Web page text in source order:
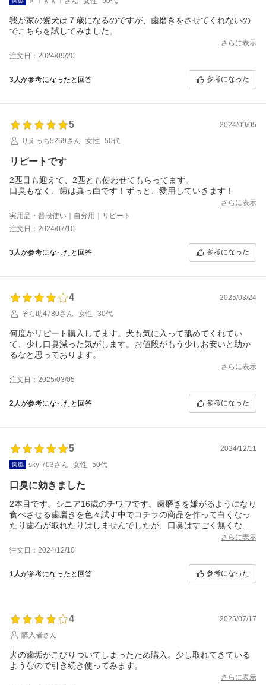
我が家の愛犬は７歳になるのですが、歯磨きをさせてくれないの
でこちらを試してみました。
さらに表示
注文日：2024/09/20
3人が参考になったと回答 参考になった
5
2024/09/05
りえっち5269さん
女性 50代
リピートです
2匹目も迎えて、2匹とも使わせてもらってます。
口臭もなく、歯は真っ白です！ずっと、愛用していきます！
さらに表示
実用品・普段使い｜自分用｜リピート
注文日：2024/07/10
3人が参考になったと回答 参考になった
4
2025/03/24
そら助4780さん
女性 30代
何度かリピート購入してます。犬も気に入って舐めてくれてい
て、少し口臭減った気がします。お値段がもう少しお安いと助か
るなと思っております。
さらに表示
注文日：2025/03/05
2人が参考になったと回答 参考になった
5
2024/12/11
sky-703さん
女性 50代
口臭に効きました
2本目です。シニア16歳のチワワです。歯磨きを嫌がるようになり
食べさせる歯磨きを色々試す中でコチラの商品を作って白くなっ
たり歯石が取れたりはしませんでしたが、口臭はすごく無くなり
ました。無くなるという事は歯周病を抑えていると思うので継続
して続けていこうと思います。
さらに表示
注文日：2024/12/10
1人が参考になったと回答 参考になった
4
2025/07/17
購入者さん
犬の歯垢がこびりついてしまったため購入。少し取れてきている
ようなので引き続き使ってみます。
さらに表示